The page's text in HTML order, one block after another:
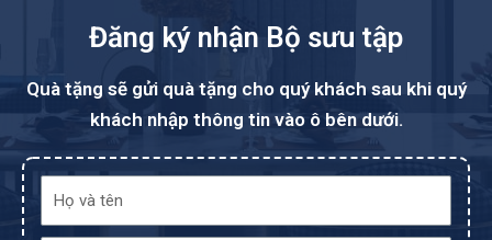
Đăng ký nhận Bộ sưu tập
Quà tặng sẽ gửi quà tặng cho quý khách sau khi quý
khách nhập thông tin vào ô bên dưới.